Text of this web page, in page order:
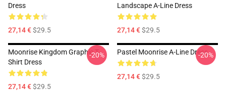
Dress
27,14 €$29.5
Landscape A-Line Dress
27,14 €$29.5
Moonrise Kingdom Graphic T-
Shirt Dress
27,14 €$29.5
-20% Pastel Moonrise A-Line Dress
27,14 €$29.5
-20%